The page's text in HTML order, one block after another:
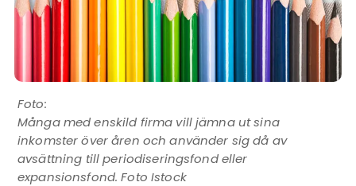
Många med enskild firma vill jämna ut sina
inkomster över åren och använder sig då av
avsättning till periodiseringsfond eller
expansionsfond. Foto Istock